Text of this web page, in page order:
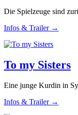
Die Spielzeuge sind
Infos & Trailer →
To my Sisters
Eine junge Kurdin in
Infos & Trailer →